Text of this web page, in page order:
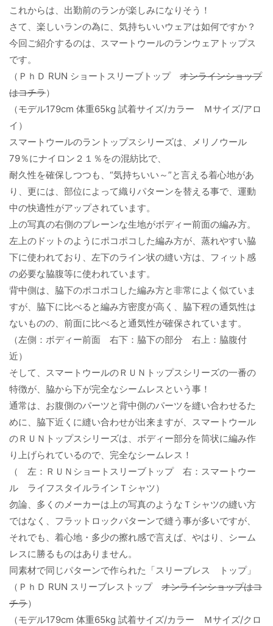
これからは、出勤前のランが楽しみになりそう！
さて、楽しいランの為に、気持ちいいウェアは如何ですか？
今回ご紹介するのは、スマートウールのランウェアトップス
です。
（ＰｈＤ RUN ショートスリーブトップ オンラインショップ
はコチラ）
（モデル179cm 体重65kg 試着サイズ/カラー Ｍサイズ/アロ
イ）
スマートウールのラントップスシリーズは、メリノウール
79％にナイロン２１％をの混紡比で、
耐久性を確保しつつも、“気持ちいい～”と言える着心地があ
り、更には、部位によって織りパターンを替える事で、運動
中の快適性がアップされています。
上の写真の右側のプレーンな生地がボディー前面の編み方。
左上のドットのようにポコポコした編み方が、蒸れやすい脇
下に使われており、左下のライン状の縫い方は、フィット感
の必要な脇腹等に使われています。
背中側は、脇下のポコポコした編み方と非常によく似ていま
すが、脇下に比べると編み方密度が高く、脇下程の通気性は
ないものの、前面に比べると通気性が確保されています。
（左側：ボディー前面 右下：脇下の部分 右上：脇腹付
近）
そして、スマートウールのＲＵＮトップスシリーズの一番の
特徴が、脇から下が完全なシームレスという事！
通常は、お腹側のパーツと背中側のパーツを縫い合わせるた
めに、脇下近くに縫い合わせが出来ますが、スマートウール
のＲＵＮトップスシリーズは、ボディー部分を筒状に編み作
り上げられているので、完全なシームレス！
（ 左：ＲＵＮショートスリーブトップ 右：スマートウー
ル ライフスタイルラインＴシャツ）
勿論、多くのメーカーは上の写真のようなＴシャツの縫い方
ではなく、フラットロックパターンで縫う事が多いですが、
それでも、着心地・多少の擦れ感で言えば、やはり、シーム
レスに勝るものはありません。
同素材で同じパターンで作られた「スリーブレス トップ」
（ＰｈＤ RUN スリーブレストップ オンラインショップはコ
チラ）
（モデル179cm 体重65kg 試着サイズ/カラー Ｍサイズ/クロ